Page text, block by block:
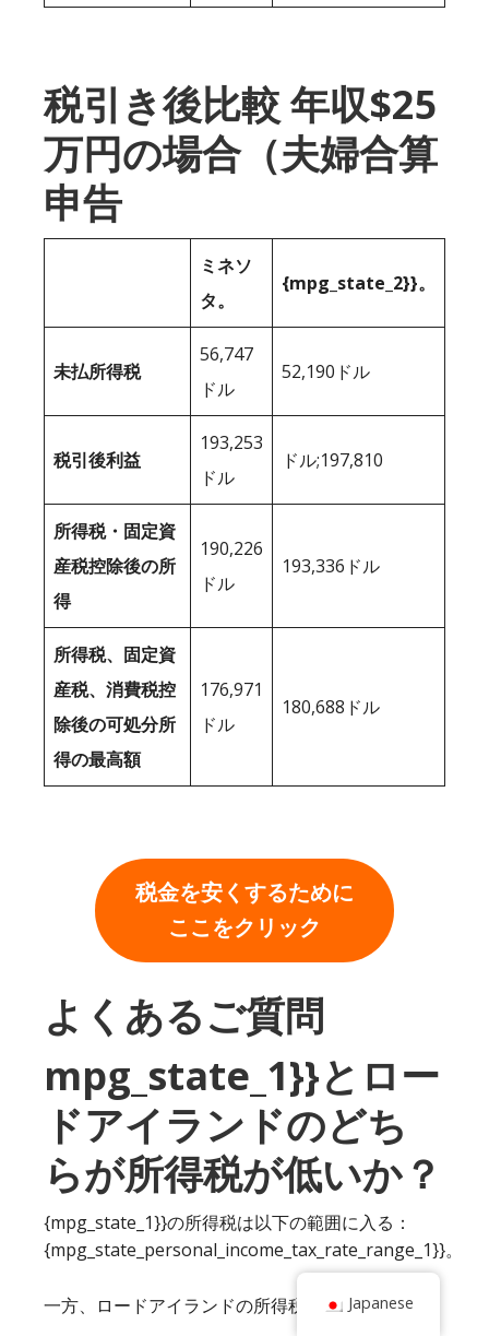
税引き後比較 年収$25
万円の場合（夫婦合算
申告
ミネソ
タ。
{mpg_state_2}}。
未払所得税
56,747
ドル
52,190ドル
税引後利益
193,253
ドル
ドル;197,810
所得税・固定資
産税控除後の所
得
190,226
ドル
193,336ドル
所得税、固定資
産税、消費税控
除後の可処分所
得の最高額
176,971
ドル
180,688ドル
税金を安くするために
ここをクリック
よくあるご質問
mpg_state_1}}とロー
ドアイランドのどち
らが所得税が低いか？
{mpg_state_1}}の所得税は以下の範囲に入る：
{mpg_state_personal_income_tax_rate_range_1}}。
一方、ロードアイランドの所得税は以下の通り。
Japanese